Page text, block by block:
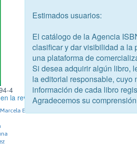
4
la revuelta
Eliana
Estimados usuarios:
El catálogo de la Agencia
clasificar y dar visibilidad a la
una plataforma de
Si desea adquirir algún libro,
la editorial responsable, cuyo
información de cada libro
Agradecemos su